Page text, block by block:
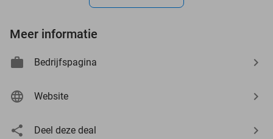
Meer informatie
Bedrijfspagina
Website
Deel deze deal